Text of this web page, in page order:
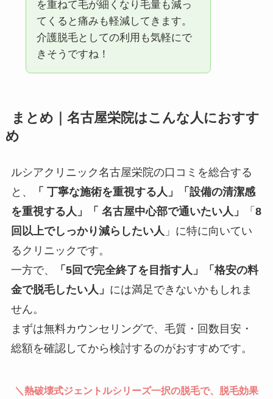
を重ねて毛が細くなり毛量も減っ
てくると痛みも軽減してきます。
介護脱毛としての利用も気軽にで
きそうですね！
まとめ｜名古屋栄院はこんな人におすす
め
ルシアクリニック名古屋栄院の口コミを総合する
と、
「 丁寧な施術を重視する人」
「設備の清潔感
を重視する人」「 名古屋中心部で通いたい人」 「 8
回以上でしっかり減らしたい人 」に特に向いてい
るクリニックです。
一方で、
「5回で完全終了を目指す人」「格安の料
金で脱毛したい人」 には満足できないかもしれま
せん。
まずは無料カウンセリングで、毛質・回数目安・
総額を確認してから検討するのがおすすめです。
＼ 熱破壊式ジェントルシリーズ一択の脱毛で、脱毛効果